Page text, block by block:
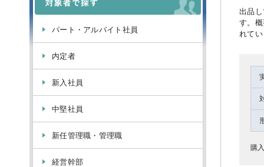
パート・アルバイト社員
内定者
新入社員
中堅社員
新任管理職・管理職
経営幹部
出品
す。
れて
購